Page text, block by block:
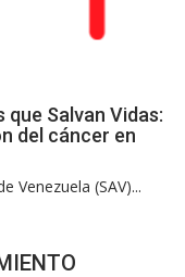
que Salvan Vidas:
del cáncer en
Venezuela (SAV)...